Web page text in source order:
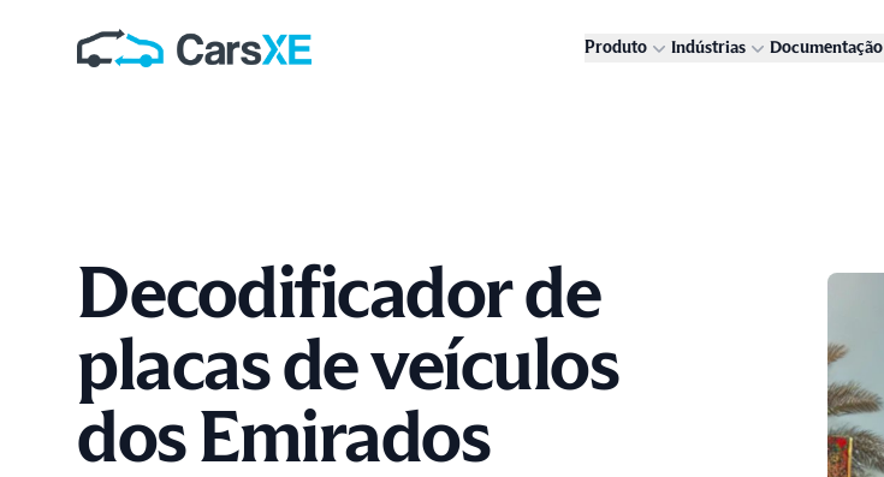
Produto Indústrias Documentação
Decodificador de
placas de veículos
dos Emirados